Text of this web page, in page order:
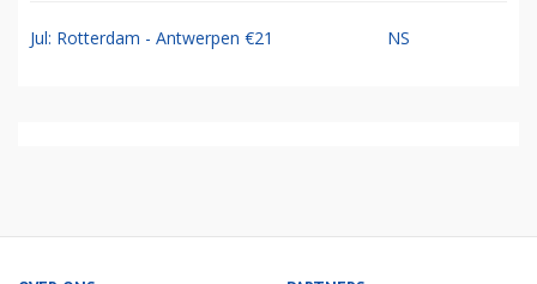
Jul: Rotterdam - Antwerpen €21 NS